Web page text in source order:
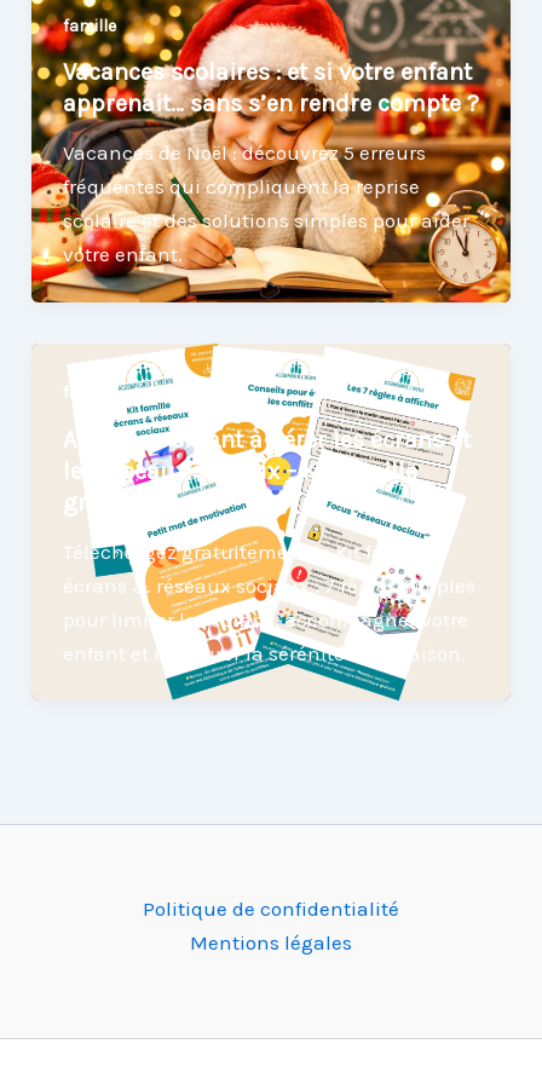
famille
Vacances scolaires : et si votre enfant
apprenait… sans s’en rendre compte ?
Vacances de Noël : découvrez 5 erreurs
fréquentes qui compliquent la reprise
scolaire et des solutions simples pour aider
votre enfant.
famille
Aider son enfant à gérer les écrans et
les réseaux sociaux – Kit famille
gratuit
Téléchargez gratuitement le Kit famille
écrans & réseaux sociaux : 7 règles simples
pour limiter les écrans, accompagner votre
enfant et instaurer la sérénité à la maison.
Politique de confidentialité
Mentions légales